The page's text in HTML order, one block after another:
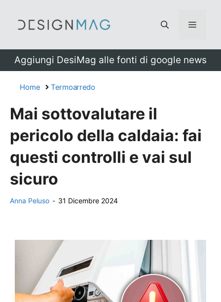
Menu
Aggiungi DesiMag alle fonti di google news
Home Termoarredo
Mai sottovalutare il
pericolo della caldaia: fai
questi controlli e vai sul
sicuro
Anna Peluso - 31 Dicembre 2024